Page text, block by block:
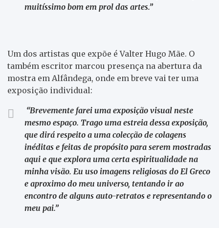
muitíssimo bom em prol das artes.”
Um dos artistas que expõe é Valter Hugo Mãe. O
também escritor marcou presença na abertura da
mostra em Alfândega, onde em breve vai ter uma
exposição individual:
“Brevemente farei uma exposição visual neste
mesmo espaço. Trago uma estreia dessa exposição,
que dirá respeito a uma colecção de colagens
inéditas e feitas de propósito para serem mostradas
aqui e que explora uma certa espiritualidade na
minha visão. Eu uso imagens religiosas do El Greco
e aproximo do meu universo, tentando ir ao
encontro de alguns auto-retratos e representando o
meu pai.”